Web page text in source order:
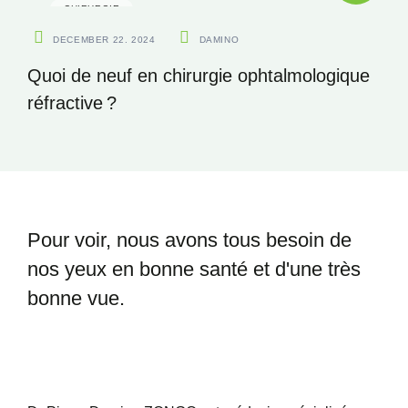
CHIRURGIE
DECEMBER 22. 2024 DAMINO
Quoi de neuf en chirurgie ophtalmologique
réfractive ?
Pour voir, nous avons tous besoin de
nos yeux en bonne santé et d'une très
bonne vue.